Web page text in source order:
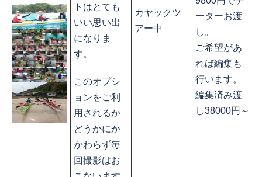
トはとても
いい思い出
になりま
す。
このオプシ
ョンをご利
用されるか
どうかにか
かわらず毎
回撮影はお
カヤックツ
アー中
ーターお渡
し。
ご希望があ
れば編集も
行います。
編集済み渡
し38000円～